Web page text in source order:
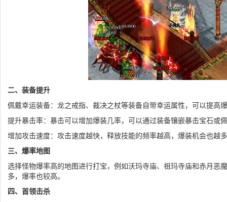
二、装备提升
佩戴幸运装备：龙之戒指、裁决之杖等装备自带幸运属性，可以提高
提升暴击率：暴击可以增加爆装几率，可以通过装备镶嵌暴击宝石或
增加攻击速度：攻击速度越快，释放技能的频率越高，爆装机会也越
三、爆率地图
选择怪物爆率高的地图进行打宝，例如沃玛寺庙、祖玛寺庙和赤月恶
多，爆率也较高。
四、首领击杀